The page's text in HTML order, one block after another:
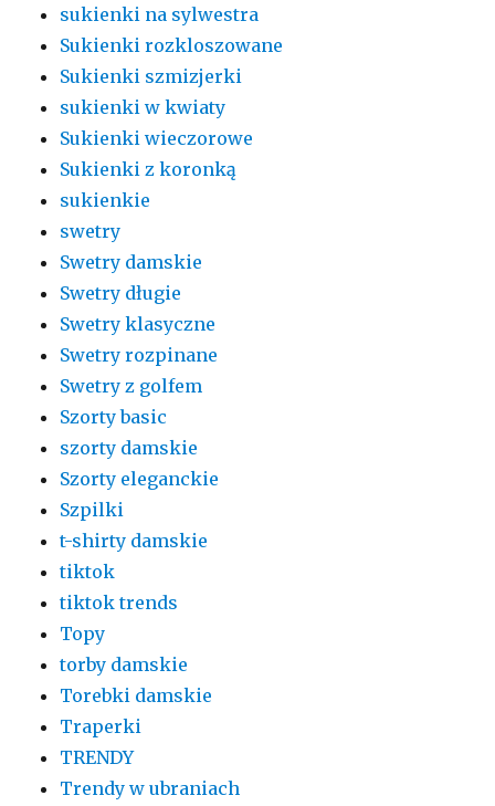
sukienki na sylwestra
Sukienki rozkloszowane
Sukienki szmizjerki
sukienki w kwiaty
Sukienki wieczorowe
Sukienki z koronką
sukienkie
swetry
Swetry damskie
Swetry długie
Swetry klasyczne
Swetry rozpinane
Swetry z golfem
Szorty basic
szorty damskie
Szorty eleganckie
Szpilki
t-shirty damskie
tiktok
tiktok trends
Topy
torby damskie
Torebki damskie
Traperki
TRENDY
Trendy w ubraniach